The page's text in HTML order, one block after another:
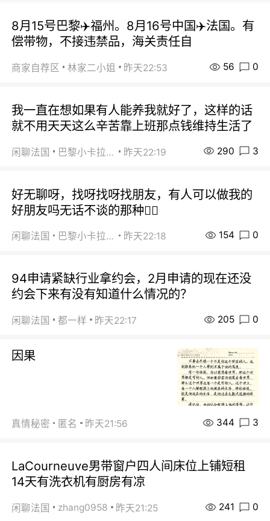
8月15号巴黎✈️福州。8月16号中国✈️法国。有
偿带物，不接违禁品，海关责任自
商家自荐区 林家二小姐 昨天22:53 56 0
我一直在想如果有人能养我就好了，这样的话
就不用天天这么辛苦靠上班那点钱维持生活了
闲聊法国 巴黎小卡拉咪 昨天22:19 290 3
好无聊呀，找呀找呀找朋友，有人可以做我的
好朋友吗无话不谈的那种😮‍💨
闲聊法国 巴黎小卡拉咪 昨天22:18 154 0
94申请紧缺行业拿约会，2月申请的现在还没
约会下来有没有知道什么情况的？
闲聊法国 都一样 昨天22:17 205 0
因果
真情秘密 匿名 昨天21:56 344 3
LaCourneuve男带窗户四人间床位上铺短租
14天有洗衣机有厨房有凉
闲聊法国 zhang0958 昨天21:25 241 0